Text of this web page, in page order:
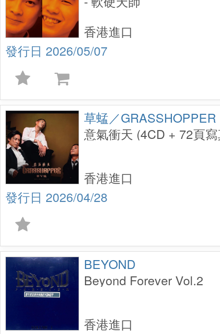
2026/05/07
香港進口
草蜢／GRASSHOPPER
意氣衝天 (4CD + 72頁
2026/04/28
香港進口
BEYOND
Beyond Forever Vol.2
香港進口